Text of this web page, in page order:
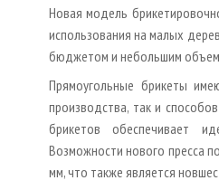
Новая модель
использования на малых
бюджетом и небольшим
Прямоугольные брикеты
производства, так и
брикетов обеспечивает
Возможности нового пресса
мм, что также является